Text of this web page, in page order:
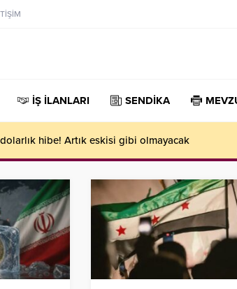
İŞ İLANLARI SENDİKA
hibe! Artık eskisi gibi olmayacak